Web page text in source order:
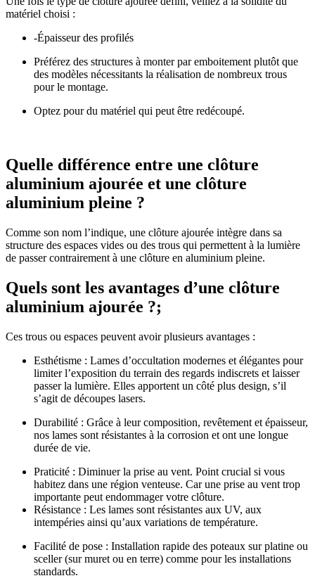
matériel choisi :
-Épaisseur des profilés
Préférez des structures à monter par emboitement plutôt que
des modèles nécessitants la réalisation de nombreux trous
pour le montage.
Optez pour du matériel qui peut être redécoupé.
Quelle différence entre une clôture
aluminium ajourée et une clôture
aluminium pleine ?
Comme son nom l’indique, une clôture ajourée intègre dans sa
structure des espaces vides ou des trous qui permettent à la lumière
de passer contrairement à une clôture en aluminium pleine.
Quels sont les avantages d’une clôture
aluminium ajourée ?;
Ces trous ou espaces peuvent avoir plusieurs avantages :
Esthétisme : Lames d’occultation modernes et élégantes pour
limiter l’exposition du terrain des regards indiscrets et laisser
passer la lumière. Elles apportent un côté plus design, s’il
s’agit de découpes lasers.
Durabilité : Grâce à leur composition, revêtement et épaisseur,
nos lames sont résistantes à la corrosion et ont une longue
durée de vie.
Praticité : Diminuer la prise au vent. Point crucial si vous
habitez dans une région venteuse. Car une prise au vent trop
importante peut endommager votre clôture.
Résistance : Les lames sont résistantes aux UV, aux
intempéries ainsi qu’aux variations de température.
Facilité de pose : Installation rapide des poteaux sur platine ou
sceller (sur muret ou en terre) comme pour les installations
standards.